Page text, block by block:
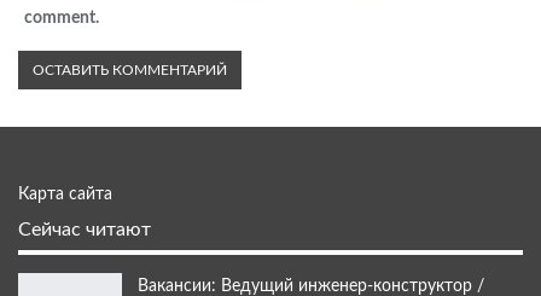
comment.
Карта сайта
Сейчас читают
Вакансии: Ведущий инженер-конструктор /